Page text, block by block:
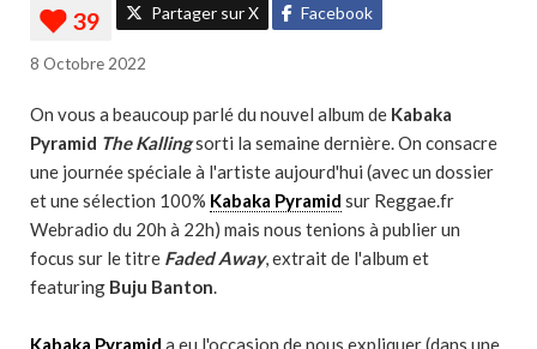
Partager sur X Facebook
8 Octobre 2022
On vous a beaucoup parlé du nouvel album de Kabaka
Pyramid The Kallingsorti la semaine dernière. On consacre
une journée spéciale à l'artiste aujourd'hui (avec un dossier
et une sélection 100% Kabaka Pyramid sur Reggae.fr
Webradio du 20h à 22h) mais nous tenions à publier un
focus sur le titre Faded Away, extrait de l'album et
featuring Buju Banton.
Kabaka Pyramid a eu l'occasion de nous expliquer (dans une